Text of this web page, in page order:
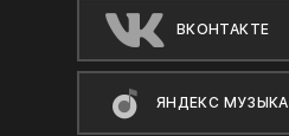
ВКОНТАКТЕ
ЯНДЕКС МУЗЫКА